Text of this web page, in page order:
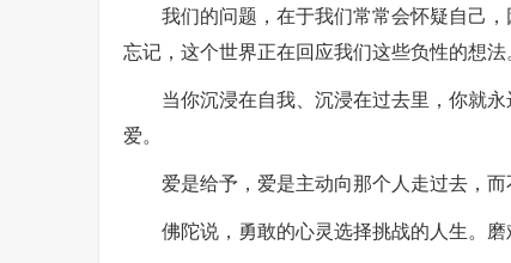
我们的问题，在于我们常常会怀疑自己
忘记，这个世界正在回应我们这些负性的想法。
当你沉浸在自我、沉浸在过去里，你就
爱。
爱是给予，爱是主动向那个人走过去，而
佛陀说，勇敢的心灵选择挑战的人生。